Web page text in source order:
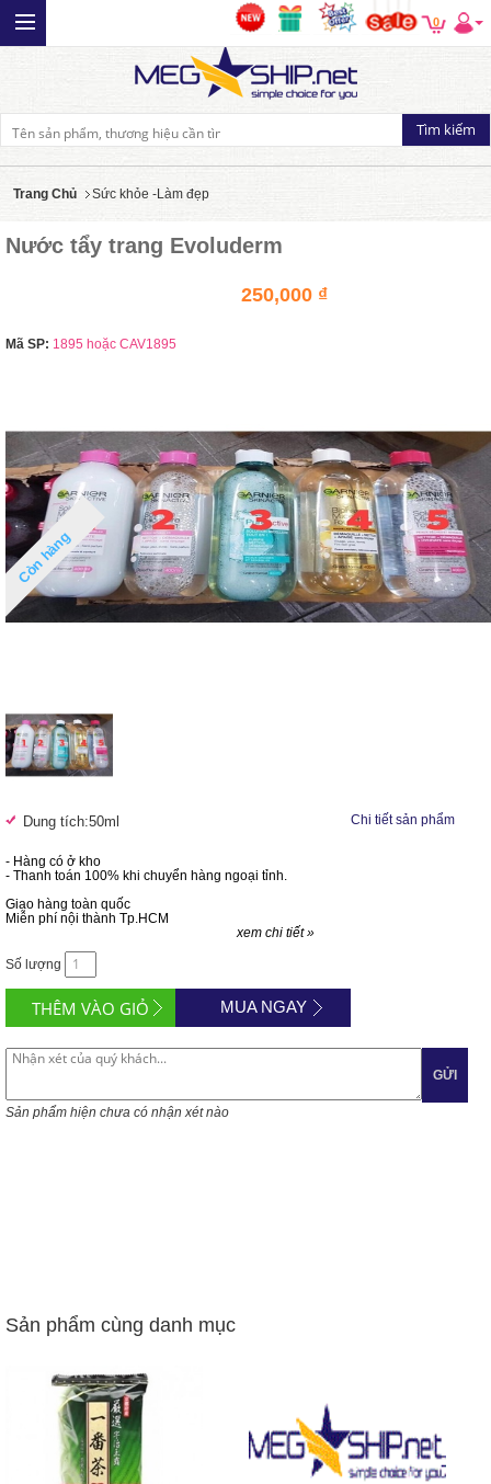
0
Trang Chủ Sức khỏe -Làm đẹp
Nước tẩy trang Evoluderm
250,000 ₫
Mã SP: 1895 hoặc CAV1895
Còn hàng
Dung tích:50ml
- Hàng có ở kho
- Thanh toán 100% khi chuyển hàng ngoại tỉnh.
Giao hàng toàn quốc
Miễn phí nội thành Tp.HCM
xem chi tiết »
Số lượng
MUA NGAY
Chi tiết sản phẩm
GỬI
Sản phẩm hiện chưa có nhận xét nào
Sản phẩm cùng danh mục